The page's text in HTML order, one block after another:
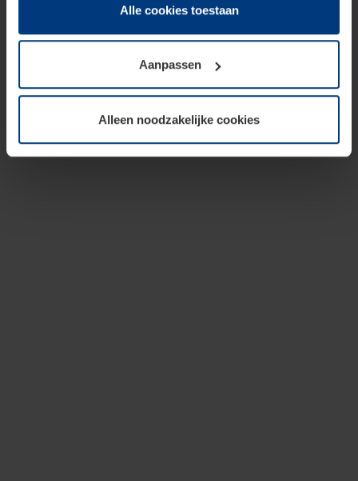
Juridisch hebben wij het recht om cookies op uw
van deze pagina's absoluut vereist is. Voor alle andere
soorten cookies is uw toestemming benodigd. Uw
toestemming kunt u op elk moment bij de uitleg van de
wijzigen of herroepen.
Alle cookies toestaan
Aanpassen
Alleen noodzakelijke cookies